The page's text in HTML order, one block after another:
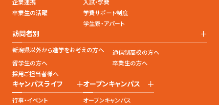
企業連携
卒業生の活躍
入試・学費
学費サポート制度
学生寮・アパート
訪問者別 +
新潟県以外から進学をお考えの方へ
通信制高校の方へ
留学生の方へ
卒業生の方へ
採用ご担当者様へ
キャンパスライフ +
行事・イベント
オープンキャンパス +
オープンキャンパス